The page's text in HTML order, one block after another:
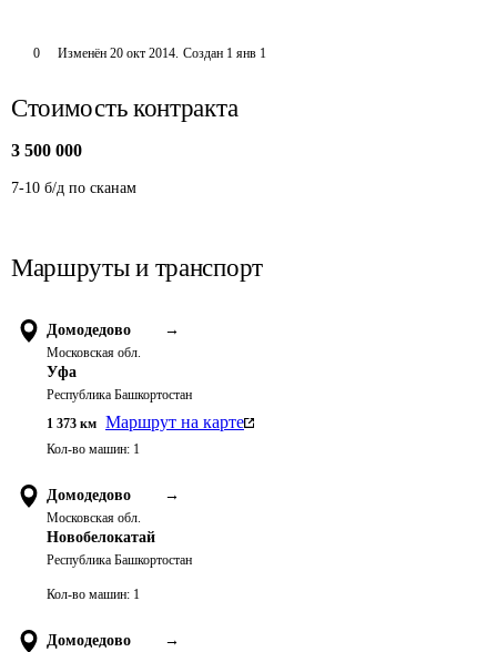
0 Изменён 20 окт 2014. Создан 1 янв 1
Стоимость контракта
3 500 000
7-10 б/д по сканам
Маршруты и транспорт
Домодедово →
Московская обл.
Уфа
Республика Башкортостан
1 373 км Маршрут на карте
Кол-во машин: 1
Домодедово →
Московская обл.
Новобелокатай
Республика Башкортостан
Кол-во машин: 1
Домодедово →